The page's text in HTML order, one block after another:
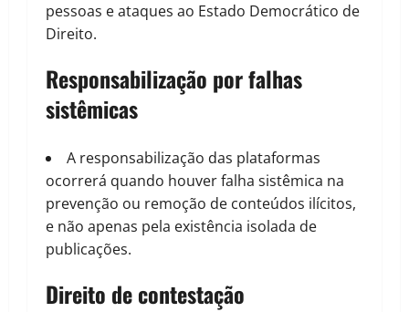
pessoas e ataques ao Estado Democrático de
Direito.
Responsabilização por falhas
sistêmicas
A responsabilização das plataformas
ocorrerá quando houver falha sistêmica na
prevenção ou remoção de conteúdos ilícitos,
e não apenas pela existência isolada de
publicações.
Direito de contestação